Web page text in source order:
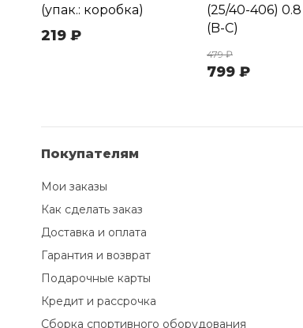
(упак.: коробка)
219 ₽
(25/40-406) 0.8
(B-C)
479 ₽
799 ₽
Покупателям
Мои заказы
Как сделать заказ
Доставка и оплата
Гарантия и возврат
Подарочные карты
Кредит и рассрочка
Сборка спортивного оборудования